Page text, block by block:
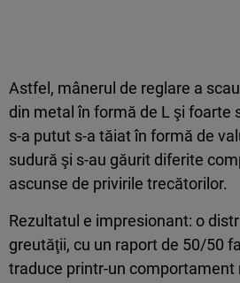
Astfel, mânerul de reglare a
din metal în formă de L şi foarte
s-a putut s-a tăiat în formă de
sudură şi s-au găurit diferite
ascunse de privirile trecătorilor.
Rezultatul e impresionant: o
greutăţii, cu un raport de 50/50
traduce printr-un comportament